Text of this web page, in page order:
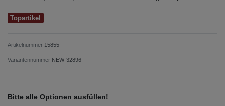
Topartikel
Artikelnummer 15855
Variantennummer NEW-32896
Bitte alle Optionen ausfüllen!